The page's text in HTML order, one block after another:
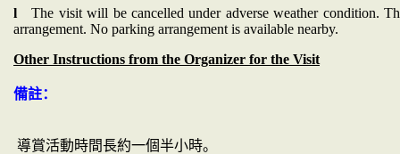
lThe visit will be cancelled under adverse weather condition.
arrangement. No parking arrangement is available nearby.
Other Instructions from the Organizer for the Visit
備註：
導賞活動時間長約一個半小時。